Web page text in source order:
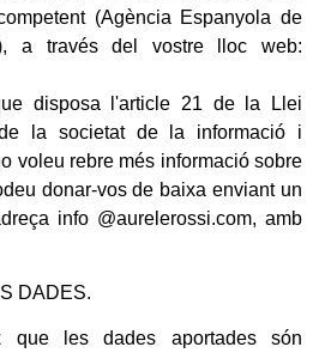
(Agència Espanyola de
a través del vostre lloc web:
disposa l'article 21 de la Llei
la societat de la informació i
voleu rebre més informació sobre
donar-vos de baixa enviant un
info @aurelerossi.com, amb
DADES.
que les dades aportades són